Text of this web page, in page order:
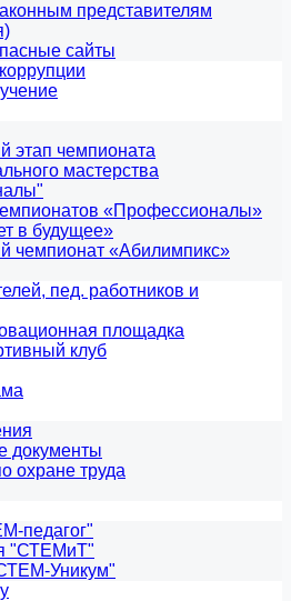
представителям
сайты
этап чемпионата
мастерства
«Профессионалы»
в будущее»
чемпионат «Абилимпикс»
пед. работников и
площадка
клуб
документы
охране труда
педагог"
"СТЕМиТ"
Уникум"